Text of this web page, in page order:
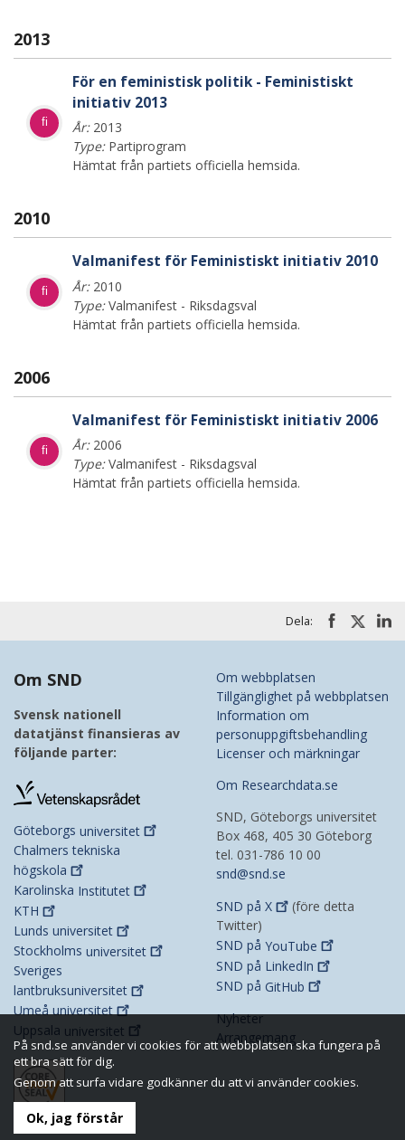
2013
fi
För en feministisk politik - Feministiskt
initiativ 2013
År:2013
Type:Partiprogram
Hämtat från partiets officiella hemsida.
2010
fi
Valmanifest för Feministiskt initiativ 2010
År:2010
Type:Valmanifest - Riksdagsval
Hämtat från partiets officiella hemsida.
2006
fi
Valmanifest för Feministiskt initiativ 2006
År:2006
Type:Valmanifest - Riksdagsval
Hämtat från partiets officiella hemsida.
Dela:
Om SND
Svensk nationell
datatjänst finansieras av
följande parter:
Göteborgs universitet
Chalmers tekniska
högskola
Karolinska Institutet
KTH
Lunds universitet
Stockholms universitet
Sveriges
lantbruksuniversitet
Umeåuniversitet
Uppsala universitet
Om webbplatsen
Tillgänglighet på webbplatsen
Information om
personuppgiftsbehandling
Licenser och märkningar
Om Researchdata.se
SND, Göteborgs universitet
Box 468, 405 30 Göteborg
tel. 031-786 10 00
snd@snd.se
SND på X
(före detta
Twitter)
SND på YouTube
SND på LinkedIn
SND på GitHub
Nyheter
Arrangemang
På snd.se använder vi cookies för att webbplatsen ska fungera på
ett bra sätt för dig.
Genom att surfa vidare godkänner du att vi använder cookies.
Ok, jag förstår